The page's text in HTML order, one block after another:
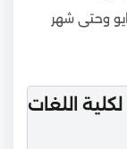
وحتى شهر
اللغات